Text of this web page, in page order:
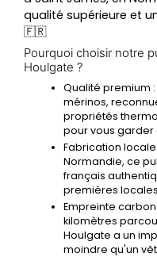
qualité supérieure et
🇫🇷
Pourquoi choisir notre
Houlgate ?
Qualité premium
mérinos,
propriétés
pour vous garder
Fabrication locale
Normandie, ce
français
premières
Empreinte
kilomètres
Houlgate a un
moindre qu'un